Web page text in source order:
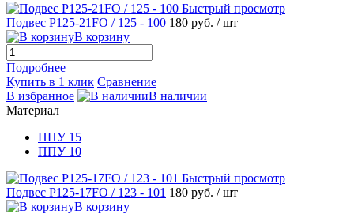
Быстрый просмотр
Подвес Р125-21FO / 125 - 100 180 руб. / шт
В корзину
Подробнее
Купить в 1 клик Сравнение
В избранное
В наличии
Материал
ППУ 15
ППУ 10
Быстрый просмотр
Подвес Р125-17FO / 123 - 101 180 руб. / шт
В корзину